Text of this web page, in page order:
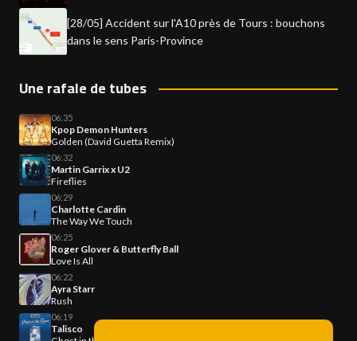
[28/05] Accident sur l'A10 près de Tours : bouchons
dans le sens Paris-Province
Une rafale de tubes
06:35
Kpop Demon Hunters
Golden (David Guetta Remix)
06:32
Martin Garrix x U2
Fireflies
06:29
Charlotte Cardin
The Way We Touch
06:25
Roger Glover & Butterfly Ball
Love Is All
06:22
Ayra Starr
Rush
06:19
Talisco